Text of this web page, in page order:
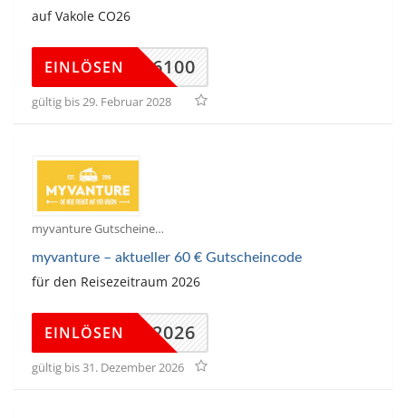
auf Vakole CO26
MCO26100
EINLÖSEN
gültig bis 29. Februar 2028
myvanture Gutscheine
myvanture – aktueller 60 € Gutscheincode
für den Reisezeitraum 2026
TURE2026
EINLÖSEN
gültig bis 31. Dezember 2026